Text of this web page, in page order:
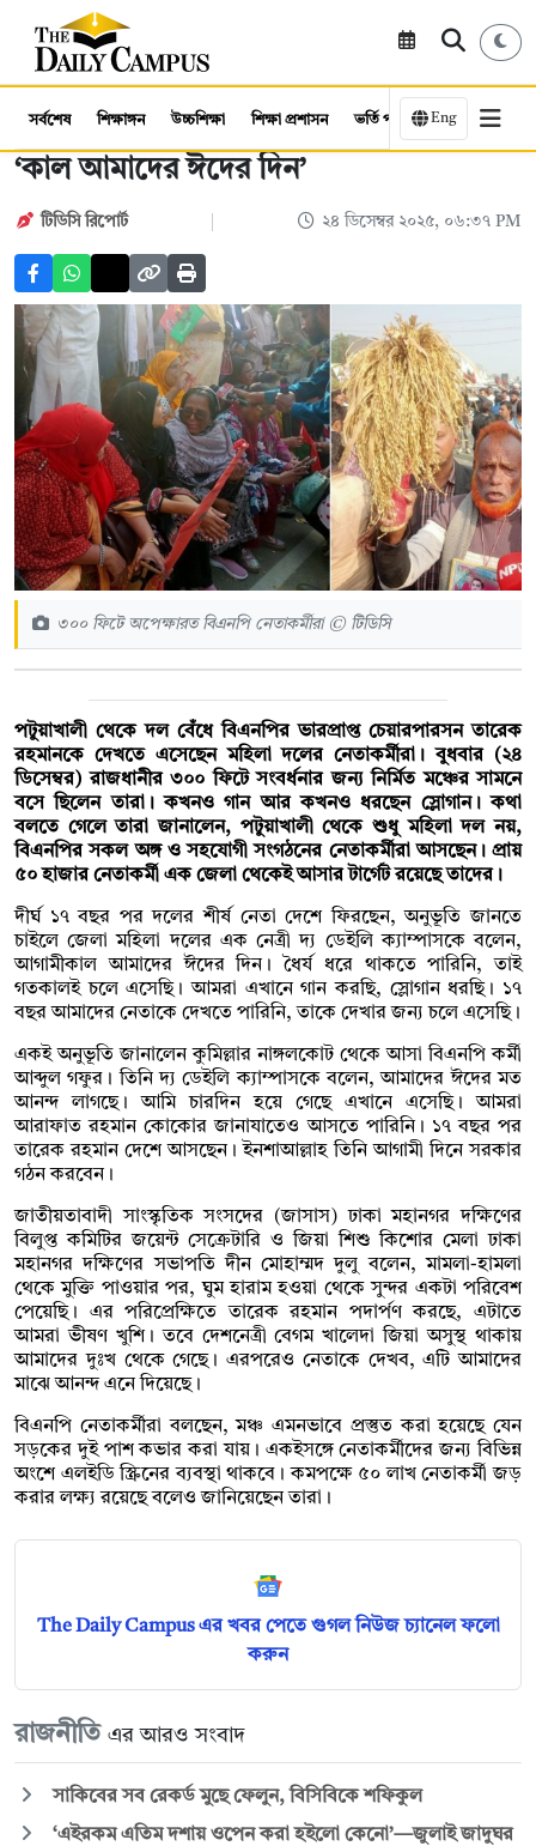
সর্বশেষ শিক্ষাঙ্গন উচ্চশিক্ষা শিক্ষা প্রশাসন ভর্তি পরীক্ষা কর্মসংস্থান
Eng
‘কাল আমাদের ঈদের দিন’
টিডিসি রিপোর্ট ২৪ ডিসেম্বর ২০২৫, ০৬:৩৭ PM
৩০০ ফিটে অপেক্ষারত বিএনপি নেতাকর্মীরা © টিডিসি
পটুয়াখালী থেকে দল বেঁধে বিএনপির ভারপ্রাপ্ত চেয়ারপারসন তারেক
রহমানকে দেখতে এসেছেন মহিলা দলের নেতাকর্মীরা। বুধবার (২৪
ডিসেম্বর) রাজধানীর ৩০০ ফিটে সংবর্ধনার জন্য নির্মিত মঞ্চের সামনে
বসে ছিলেন তারা। কখনও গান আর কখনও ধরছেন স্লোগান। কথা
বলতে গেলে তারা জানালেন, পটুয়াখালী থেকে শুধু মহিলা দল নয়,
বিএনপির সকল অঙ্গ ও সহযোগী সংগঠনের নেতাকর্মীরা আসছেন। প্রায়
৫০ হাজার নেতাকর্মী এক জেলা থেকেই আসার টার্গেট রয়েছে তাদের।
দীর্ঘ ১৭ বছর পর দলের শীর্ষ নেতা দেশে ফিরছেন, অনুভূতি জানতে
চাইলে জেলা মহিলা দলের এক নেত্রী দ্য ডেইলি ক্যাম্পাসকে বলেন,
আগামীকাল আমাদের ঈদের দিন। ধৈর্য ধরে থাকতে পারিনি, তাই
গতকালই চলে এসেছি। আমরা এখানে গান করছি, স্লোগান ধরছি। ১৭
বছর আমাদের নেতাকে দেখতে পারিনি, তাকে দেখার জন্য চলে এসেছি।
একই অনুভূতি জানালেন কুমিল্লার নাঙ্গলকোট থেকে আসা বিএনপি কর্মী
আব্দুল গফুর। তিনি দ্য ডেইলি ক্যাম্পাসকে বলেন, আমাদের ঈদের মত
আনন্দ লাগছে। আমি চারদিন হয়ে গেছে এখানে এসেছি। আমরা
আরাফাত রহমান কোকোর জানাযাতেও আসতে পারিনি। ১৭ বছর পর
তারেক রহমান দেশে আসছেন। ইনশাআল্লাহ তিনি আগামী দিনে সরকার
গঠন করবেন।
জাতীয়তাবাদী সাংস্কৃতিক সংসদের (জাসাস) ঢাকা মহানগর দক্ষিণের
বিলুপ্ত কমিটির জয়েন্ট সেক্রেটারি ও জিয়া শিশু কিশোর মেলা ঢাকা
মহানগর দক্ষিণের সভাপতি দীন মোহাম্মদ দুলু বলেন, মামলা-হামলা
থেকে মুক্তি পাওয়ার পর, ঘুম হারাম হওয়া থেকে সুন্দর একটা পরিবেশ
পেয়েছি। এর পরিপ্রেক্ষিতে তারেক রহমান পদার্পণ করছে, এটাতে
আমরা ভীষণ খুশি। তবে দেশনেত্রী বেগম খালেদা জিয়া অসুস্থ থাকায়
আমাদের দুঃখ থেকে গেছে। এরপরেও নেতাকে দেখব, এটি আমাদের
মাঝে আনন্দ এনে দিয়েছে।
বিএনপি নেতাকর্মীরা বলছেন, মঞ্চ এমনভাবে প্রস্তুত করা হয়েছে যেন
সড়কের দুই পাশ কভার করা যায়। একইসঙ্গে নেতাকর্মীদের জন্য বিভিন্ন
অংশে এলইডি স্ক্রিনের ব্যবস্থা থাকবে। কমপক্ষে ৫০ লাখ নেতাকর্মী জড়
করার লক্ষ্য রয়েছে বলেও জানিয়েছেন তারা।
The Daily Campus এর খবর পেতে গুগল নিউজ চ্যানেল ফলো
করুন
রাজনীতি এর আরও সংবাদ
সাকিবের সব রেকর্ড মুছে ফেলুন, বিসিবিকে শফিকুল
‘এইরকম এতিম দশায় ওপেন করা হইলো কেনো’—জুলাই জাদুঘর